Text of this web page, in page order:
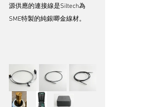
源供應的連接線是Siltech為
SME特製的純銀唧金線材。